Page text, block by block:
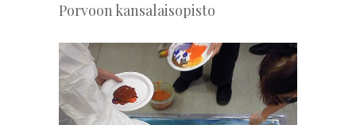
Porvoon kansalaisopisto